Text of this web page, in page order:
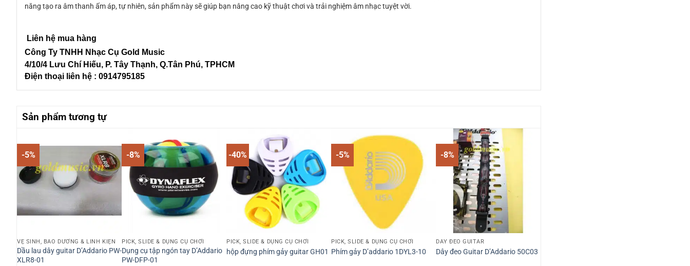
năng tạo ra âm thanh ấm áp, tự nhiên, sản phẩm này sẽ giúp bạn nâng cao kỹ thuật chơi và trải nghiệm âm nhạc tuyệt vời.
Liên hệ mua hàng
Công Ty TNHH Nhạc Cụ Gold Music
4/10/4 Lưu Chí Hiếu, P. Tây Thạnh, Q.Tân Phú, TPHCM
Điện thoại liên hệ : 0914795185
Sản phẩm tương tự
-5%
VỆ SINH, BẢO DƯỠNG & LINH KIỆN
Dầu lau dây guitar D’Addario PW-
XLR8-01
-8%
PICK, SLIDE & DỤNG CỤ CHƠI
Dụng cụ tập ngón tay D’Addario
PW-DFP-01
-40%
PICK, SLIDE & DỤNG CỤ CHƠI
hộp đựng phím gảy guitar GH01
-5%
PICK, SLIDE & DỤNG CỤ CHƠI
Phím gảy D’addario 1DYL3-10
-8%
DÂY ĐEO GUITAR
Dây đeo Guitar D’Addario 50C03